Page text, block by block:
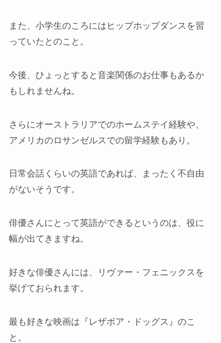
また、小学生のころにはヒップホップダンスを習
っていたとのこと。
今後、ひょっとすると音楽関係のお仕事もあるか
もしれませんね。
さらにオーストラリアでのホームステイ経験や、
アメリカのロサンゼルスでの留学経験もあり。
日常会話くらいの英語であれば、まったく不自由
がないそうです。
俳優さんにとって英語ができるというのは、役に
幅が出てきますね。
好きな俳優さんには、リヴァー・フェニックスを
挙げておられます。
最も好きな映画は『レザボア・ドッグス』のこ
と。